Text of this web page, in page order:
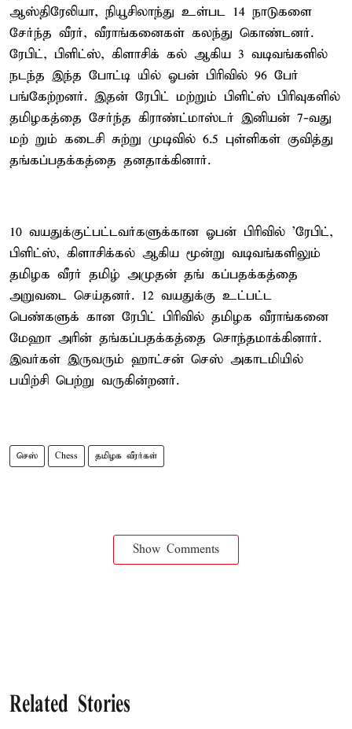
ஆஸ்திரேலியா, நியூசிலாந்து உள்பட 14 நாடுகளை
சேர்ந்த வீரர், வீராங்கனைகள் கலந்து கொண்டனர்.
ரேபிட், பிளிட்ஸ், கிளாசிக் கல் ஆகிய 3 வடிவங்களில்
நடந்த இந்த போட்டி யில் ஓபன் பிரிவில் 96 பேர்
பங்கேற்றனர். இதன் ரேபிட் மற்றும் பிளிட்ஸ் பிரிவுகளில்
தமிழகத்தை சேர்ந்த கிராண்ட்மாஸ்டர் இனியன் 7-வது
மற் றும் கடைசி சுற்று முடிவில் 6.5 புள்ளிகள் குவித்து
தங்கப்பதக்கத்தை தனதாக்கினார்.
10 வயதுக்குட்பட்டவர்களுக்கான ஓபன் பிரிவில் 'ரேபிட்,
பிளிட்ஸ், கிளாசிக்கல் ஆகிய மூன்று வடிவங்களிலும்
தமிழக வீரர் தமிழ் அமுதன் தங் கப்பதக்கத்தை
அறுவடை செய்தனர். 12 வயதுக்கு உட்பட்ட
பெண்களுக் கான ரேபிட் பிரிவில் தமிழக வீராங்கனை
மேஹா அரின் தங்கப்பதக்கத்தை சொந்தமாக்கினார்.
இவர்கள் இருவரும் ஹாட்சன் செஸ் அகாடமியில்
பயிற்சி பெற்று வருகின்றனர்.
செஸ் Chess தமிழக வீரர்கள்
Show Comments
Related Stories